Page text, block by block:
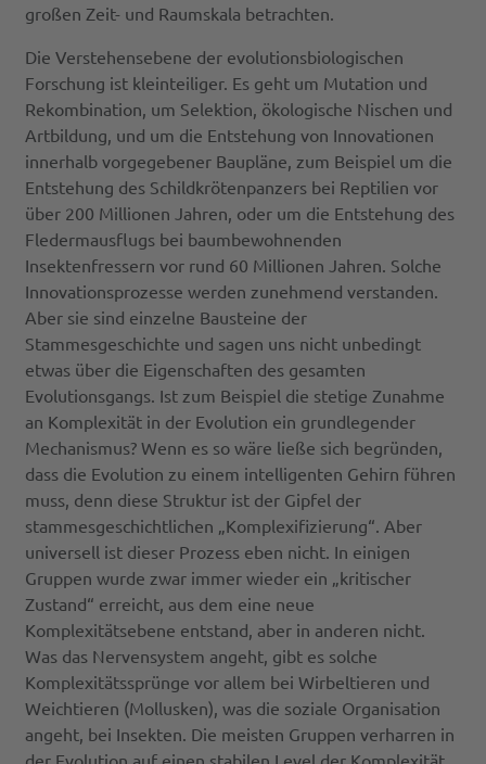
großen Zeit- und Raumskala betrachten.
Die Verstehensebene der evolutionsbiologischen
Forschung ist kleinteiliger. Es geht um Mutation und
Rekombination, um Selektion, ökologische Nischen und
Artbildung, und um die Entstehung von Innovationen
innerhalb vorgegebener Baupläne, zum Beispiel um die
Entstehung des Schildkrötenpanzers bei Reptilien vor
über 200 Millionen Jahren, oder um die Entstehung des
Fledermausflugs bei baumbewohnenden
Insektenfressern vor rund 60 Millionen Jahren. Solche
Innovationsprozesse werden zunehmend verstanden.
Aber sie sind einzelne Bausteine der
Stammesgeschichte und sagen uns nicht unbedingt
etwas über die Eigenschaften des gesamten
Evolutionsgangs. Ist zum Beispiel die stetige Zunahme
an Komplexität in der Evolution ein grundlegender
Mechanismus? Wenn es so wäre ließe sich begründen,
dass die Evolution zu einem intelligenten Gehirn führen
muss, denn diese Struktur ist der Gipfel der
stammesgeschichtlichen „Komplexifizierung“. Aber
universell ist dieser Prozess eben nicht. In einigen
Gruppen wurde zwar immer wieder ein „kritischer
Zustand“ erreicht, aus dem eine neue
Komplexitätsebene entstand, aber in anderen nicht.
Was das Nervensystem angeht, gibt es solche
Komplexitätssprünge vor allem bei Wirbeltieren und
Weichtieren (Mollusken), was die soziale Organisation
angeht, bei Insekten. Die meisten Gruppen verharren in
der Evolution auf einen stabilen Level der Komplexität,